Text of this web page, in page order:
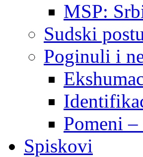
MSP:
Sudski
Poginuli i
Pomeni
Spiskovi